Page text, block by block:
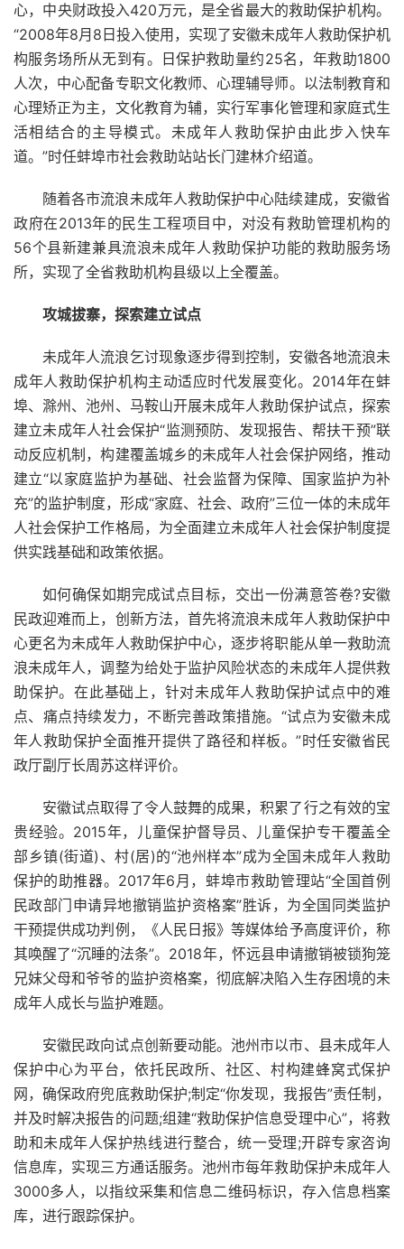
心，中央财政投入420万元，是全省最大的救助保护机构。
“2008年8月8日投入使用，实现了安徽未成年人救助保护机
构服务场所从无到有。日保护救助量约25名，年救助1800
人次，中心配备专职文化教师、心理辅导师。以法制教育和
心理矫正为主，文化教育为辅，实行军事化管理和家庭式生
活相结合的主导模式。未成年人救助保护由此步入快车
道。”时任蚌埠市社会救助站站长门建林介绍道。
随着各市流浪未成年人救助保护中心陆续建成，安徽省
政府在2013年的民生工程项目中，对没有救助管理机构的
56个县新建兼具流浪未成年人救助保护功能的救助服务场
所，实现了全省救助机构县级以上全覆盖。
攻城拔寨，探索建立试点
未成年人流浪乞讨现象逐步得到控制，安徽各地流浪未
成年人救助保护机构主动适应时代发展变化。2014年在蚌
埠、滁州、池州、马鞍山开展未成年人救助保护试点，探索
建立未成年人社会保护“监测预防、发现报告、帮扶干预”联
动反应机制，构建覆盖城乡的未成年人社会保护网络，推动
建立“以家庭监护为基础、社会监督为保障、国家监护为补
充”的监护制度，形成“家庭、社会、政府”三位一体的未成年
人社会保护工作格局，为全面建立未成年人社会保护制度提
供实践基础和政策依据。
如何确保如期完成试点目标，交出一份满意答卷?安徽
民政迎难而上，创新方法，首先将流浪未成年人救助保护中
心更名为未成年人救助保护中心，逐步将职能从单一救助流
浪未成年人，调整为给处于监护风险状态的未成年人提供救
助保护。在此基础上，针对未成年人救助保护试点中的难
点、痛点持续发力，不断完善政策措施。“试点为安徽未成
年人救助保护全面推开提供了路径和样板。”时任安徽省民
政厅副厅长周苏这样评价。
安徽试点取得了令人鼓舞的成果，积累了行之有效的宝
贵经验。2015年，儿童保护督导员、儿童保护专干覆盖全
部乡镇(街道)、村(居)的“池州样本”成为全国未成年人救助
保护的助推器。2017年6月，蚌埠市救助管理站“全国首例
民政部门申请异地撤销监护资格案”胜诉，为全国同类监护
干预提供成功判例，《人民日报》等媒体给予高度评价，称
其唤醒了“沉睡的法条”。2018年，怀远县申请撤销被锁狗笼
兄妹父母和爷爷的监护资格案，彻底解决陷入生存困境的未
成年人成长与监护难题。
安徽民政向试点创新要动能。池州市以市、县未成年人
保护中心为平台，依托民政所、社区、村构建蜂窝式保护
网，确保政府兜底救助保护;制定“你发现，我报告”责任制，
并及时解决报告的问题;组建“救助保护信息受理中心”，将救
助和未成年人保护热线进行整合，统一受理;开辟专家咨询
信息库，实现三方通话服务。池州市每年救助保护未成年人
3000多人，以指纹采集和信息二维码标识，存入信息档案
库，进行跟踪保护。